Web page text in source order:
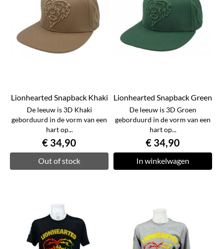
Lionhearted Snapback Khaki
De leeuw is 3D Khaki
geborduurd in de vorm van een
hart op...
€ 34,90
Out of stock
Lionhearted Snapback Green
De leeuw is 3D Groen
geborduurd in de vorm van een
hart op...
€ 34,90
In winkelwagen